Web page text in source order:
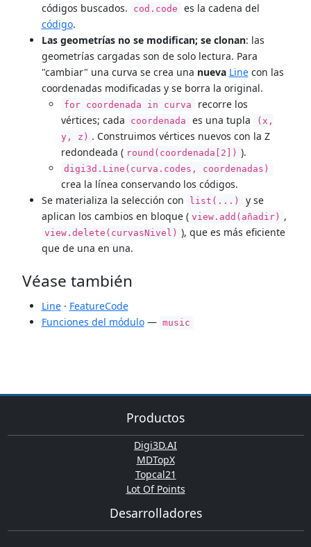
códigos buscados.
cod.code
es la cadena del
código.
Las geometrías no se modifican; se clonan: las
geometrías cargadas son de solo lectura. Para
"cambiar" una curva se crea una nueva Linecon las
coordenadas modificadas y se borra la original.
for coordenada in curva
recorre los
vértices; cada
coordenada es una tupla
(x,
y, z) . Construimos vértices nuevos con la Z
redondeada ( round(coordenada[2]) ).
digi3d.Line(curva.codes, coordenadas)
crea la línea conservando los códigos.
Se materializa la selección con
list(...)
y se
aplican los cambios en bloque ( view.add(añadir) ,
view.delete(curvasNivel) ), que es más eficiente
que de una en una.
Véase también
Line· FeatureCode
Funciones del módulo— music
Productos
Digi3D.AI
MDTopX
Topcal21
Lot Of Points
Desarrolladores